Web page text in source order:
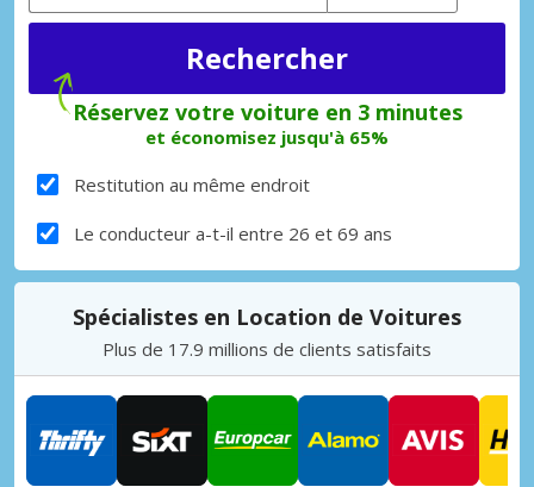
Réservez votre voiture en 3 minutes
et économisez jusqu'à 65%
Restitution au même endroit
Le conducteur a-t-il entre 26 et 69 ans
Spécialistes en Location de Voitures
Plus de 17.9 millions de clients satisfaits